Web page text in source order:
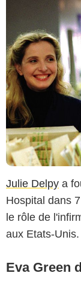
Julie Delpy a
Hospital dans
le rôle de
aux Etats-Unis.
Eva Green